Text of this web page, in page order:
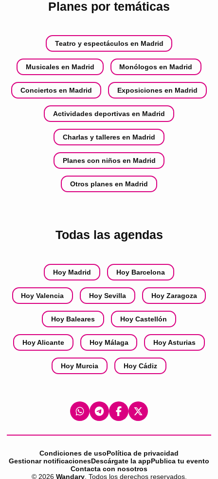
Planes por temáticas
Teatro y espectáculos en Madrid
Musicales en Madrid Monólogos en Madrid
Conciertos en Madrid Exposiciones en Madrid
Actividades deportivas en Madrid
Charlas y talleres en Madrid
Planes con niños en Madrid
Otros planes en Madrid
Todas las agendas
Hoy Madrid Hoy Barcelona
Hoy Valencia Hoy Sevilla Hoy Zaragoza
Hoy Baleares Hoy Castellón
Hoy Alicante Hoy Málaga Hoy Asturias
Hoy Murcia Hoy Cádiz
Condiciones de usoPolítica de privacidad
Gestionar notificacionesDescárgate la appPublica tu evento
Contacta con nosotros
© 2026 Wandary. Todos los derechos reservados.